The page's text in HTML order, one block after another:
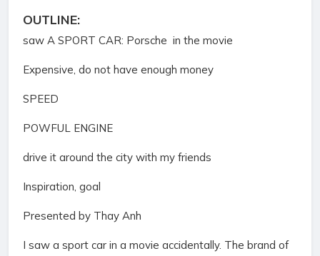
OUTLINE:
saw A SPORT CAR: Porsche in the movie
Expensive, do not have enough money
SPEED
POWFUL ENGINE
drive it around the city with my friends
Inspiration, goal
Presented by Thay Anh
I saw a sport car in a movie accidentally. The brand of